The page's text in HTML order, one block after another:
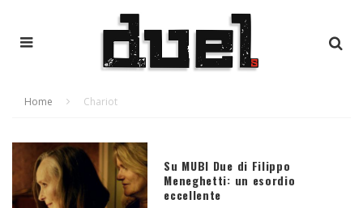
Home Chariot
Su MUBI Due di Filippo
Meneghetti: un esordio
eccellente